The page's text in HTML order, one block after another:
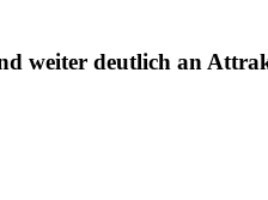
weiter deutlich an